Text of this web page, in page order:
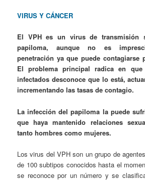
VIRUS Y CÁNCER
El VPH es un virus de transmisión
papiloma, aunque no es
penetración ya que puede contagiarse
El problema principal radica en
infectados desconoce que lo está,
incrementando las tasas de contagio.
La infección del papiloma la puede
que haya mantenido relaciones
tanto hombres como mujeres.
Los virus del VPH son un grupo de
de 100 subtipos conocidos hasta el
se reconoce por un número y se